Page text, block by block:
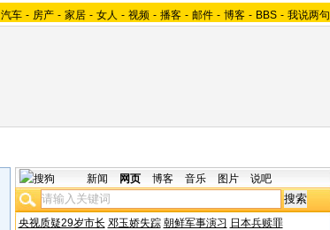
汽车 - 房产 - 家居 - 女人 - 视频 - 播客 - 邮件 - 博客 - BBS - 我说两句
新闻 网页 博客 音乐 图片 说吧
央视质疑29岁市长 邓玉娇失踪 朝鲜军事演习 日本兵赎罪